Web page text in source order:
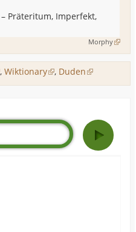
– Präteritum, Imperfekt,
Morphy
,Wiktionary , Duden